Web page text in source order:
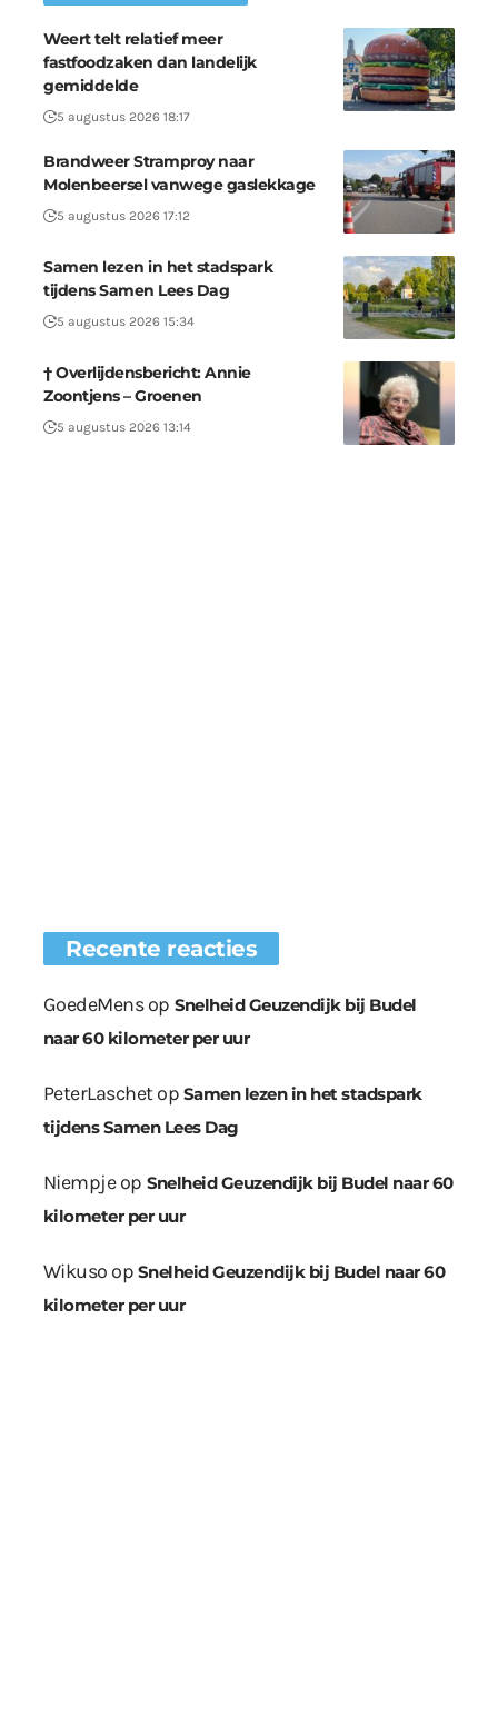
Weert telt relatief meer
fastfoodzaken dan landelijk
gemiddelde
5 augustus 2026 18:17
Brandweer Stramproy naar
Molenbeersel vanwege gaslekkage
5 augustus 2026 17:12
Samen lezen in het stadspark
tijdens Samen Lees Dag
5 augustus 2026 15:34
† Overlijdensbericht: Annie
Zoontjens – Groenen
5 augustus 2026 13:14
Recente reacties
GoedeMensop Snelheid Geuzendijk bij Budel
naar 60 kilometer per uur
PeterLaschetop Samen lezen in het stadspark
tijdens Samen Lees Dag
Niempjeop Snelheid Geuzendijk bij Budel naar 60
kilometer per uur
Wikuso op Snelheid Geuzendijk bij Budel naar 60
kilometer per uur